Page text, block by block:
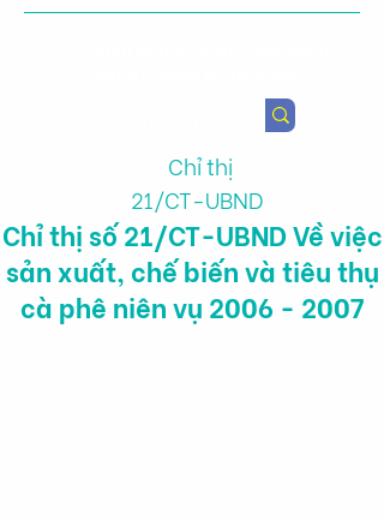
Chỉ thị
21/CT-UBND
Chỉ thị số 21/CT-UBND Về việc
sản xuất, chế biến và tiêu thụ
cà phê niên vụ 2006 - 2007